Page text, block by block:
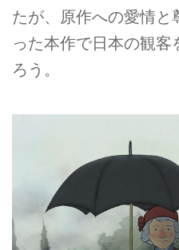
たが、原作への愛情と
った本作で日本の観
ろう。